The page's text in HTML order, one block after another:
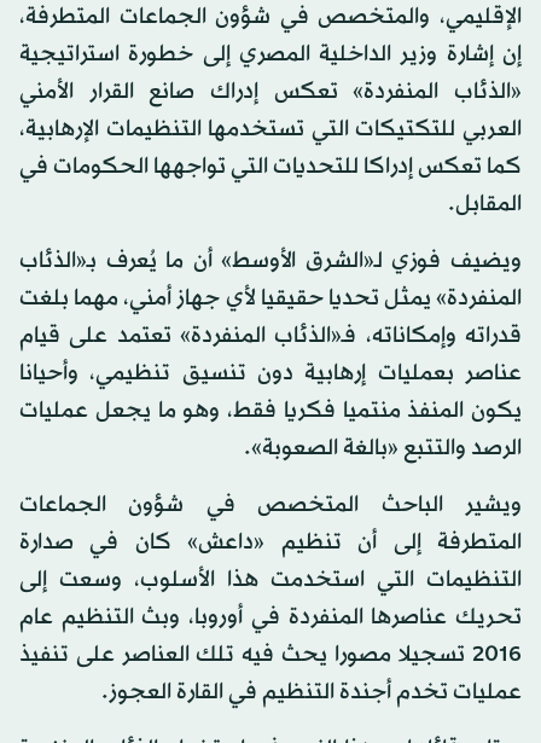
الإقليمي، والمتخصص في شؤون الجماعات المتطرفة،
إن إشارة وزير الداخلية المصري إلى خطورة استراتيجية
«الذئاب المنفردة» تعكس إدراك صانع القرار الأمني
العربي للتكتيكات التي تستخدمها التنظيمات الإرهابية،
كما تعكس إدراكا للتحديات التي تواجهها الحكومات في
المقابل.
ويضيف فوزي لـ«الشرق الأوسط» أن ما يُعرف بـ«الذئاب
المنفردة» يمثل تحديا حقيقيا لأي جهاز أمني، مهما بلغت
قدراته وإمكاناته، فـ«الذئاب المنفردة» تعتمد على قيام
عناصر بعمليات إرهابية دون تنسيق تنظيمي، وأحيانا
يكون المنفذ منتميا فكريا فقط، وهو ما يجعل عمليات
الرصد والتتبع «بالغة الصعوبة».
ويشير الباحث المتخصص في شؤون الجماعات
المتطرفة إلى أن تنظيم «داعش» كان في صدارة
التنظيمات التي استخدمت هذا الأسلوب، وسعت إلى
تحريك عناصرها المنفردة في أوروبا، وبث التنظيم عام
2016 تسجيلا مصورا يحث فيه تلك العناصر على تنفيذ
عمليات تخدم أجندة التنظيم في القارة العجوز.